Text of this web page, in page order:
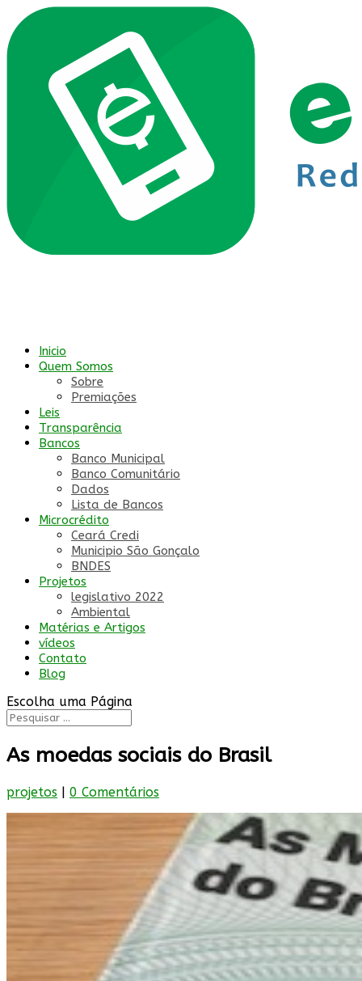
Inicio
Quem Somos
Sobre
Premiações
Leis
Transparência
Bancos
Banco Municipal
Banco Comunitário
Dados
Lista de Bancos
Microcrédito
Ceará Credi
Municipio São Gonçalo
BNDES
Projetos
legislativo 2022
Ambiental
Matérias e Artigos
vídeos
Contato
Blog
Escolha uma Página
As moedas sociais do Brasil
projetos | 0 Comentários